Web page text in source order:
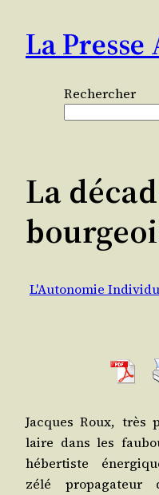
contenu
La
Rechercher
La
L'Autonomie
Jacques Roux, très
laire dans les
héber­tiste
zélé pro­pa­ga­teur